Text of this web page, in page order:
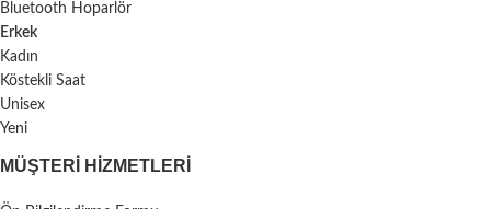
Bluetooth Hoparlör
Erkek
Kadın
Köstekli Saat
Unisex
Yeni
MÜŞTERI HIZMETLERI